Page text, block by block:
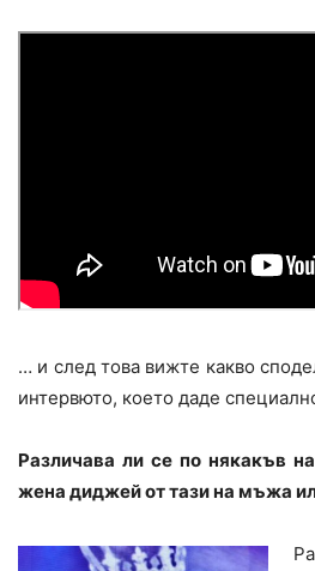
… и след това вижте какво
интервюто, което даде
Различава ли се по някакъв
жена диджей от тази на мъжа